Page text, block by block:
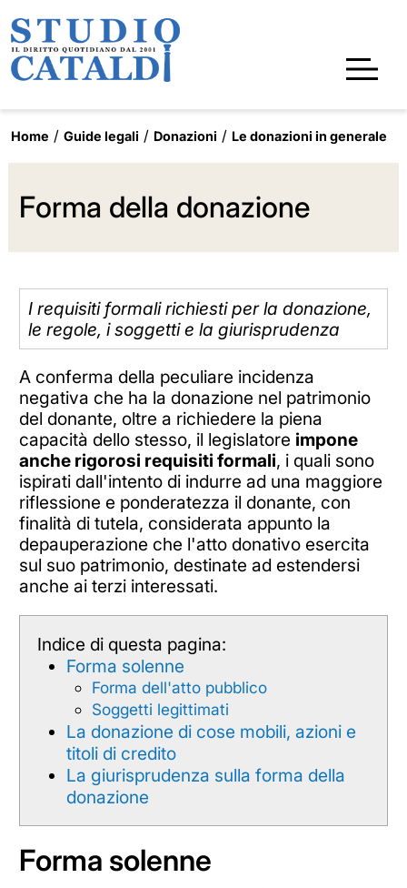
Home Guide legali Donazioni Le donazioni in generale
Forma della donazione
I requisiti formali richiesti per la donazione,
le regole, i soggetti e la giurisprudenza
A conferma della peculiare incidenza
negativa che ha la donazione nel patrimonio
del donante, oltre a richiedere la piena
capacità dello stesso, il legislatore impone
anche rigorosi requisiti formali, i quali sono
ispirati dall'intento di indurre ad una maggiore
riflessione e ponderatezza il donante, con
finalità di tutela, considerata appunto la
depauperazione che l'atto donativo esercita
sul suo patrimonio, destinate ad estendersi
anche ai terzi interessati.
Indice di questa pagina:
Forma solenne
Forma dell'atto pubblico
Soggetti legittimati
La donazione di cose mobili, azioni e
titoli di credito
La giurisprudenza sulla forma della
donazione
Forma solenne